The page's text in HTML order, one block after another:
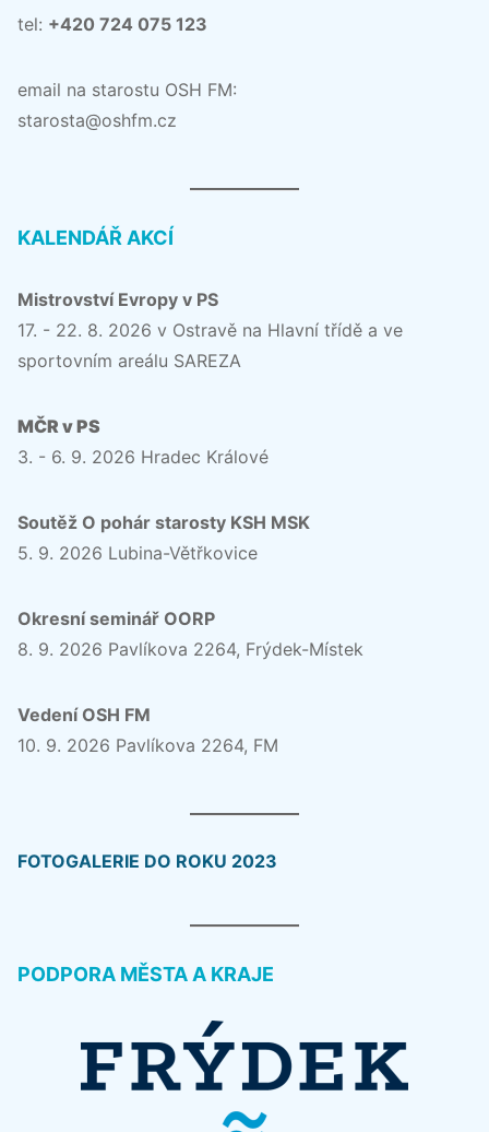
tel: +420 724 075 123
email na starostu OSH FM:
starosta@oshfm.cz
KALENDÁŘ AKCÍ
Mistrovství Evropy v PS
17. - 22. 8. 2026 v Ostravě na Hlavní třídě a ve
sportovním areálu SAREZA
MČR v PS
3. - 6. 9. 2026 Hradec Králové
Soutěž O pohár starosty KSH MSK
5. 9. 2026 Lubina-Větřkovice
Okresní seminář OORP
8. 9. 2026 Pavlíkova 2264, Frýdek-Místek
Vedení OSH FM
10. 9. 2026 Pavlíkova 2264, FM
FOTOGALERIE DO ROKU 2023
PODPORA MĚSTA A KRAJE